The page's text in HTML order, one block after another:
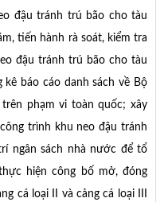
đậu tránh trú bão cho tàu
tiến hành rà soát, kiểm tra
đậu tránh trú bão cho tàu
báo cáo danh sách về Bộ
phạm vi toàn quốc; xây
trình khu neo đậu tránh
ngân sách nhà nước để tổ
hiện công bố mở, đóng
cá loại II và cảng cá loại III